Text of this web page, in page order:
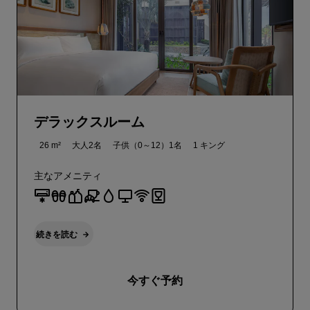
デラックスルーム
26 m² 大人2名 子供（0～12）1名 1 キング
主なアメニティ
続きを読む
今すぐ予約